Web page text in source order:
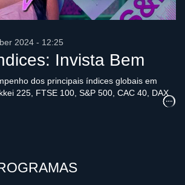
Invista Bem
dos principais índices globais em
225, FTSE 100, S&P 500, CAC 40, DAX
2024 - 12:25